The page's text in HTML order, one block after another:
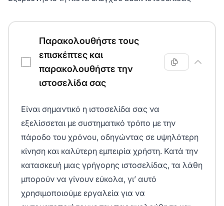
Λίστα ελέγχου audit ιστοσελίδας
Παρακολουθήστε τους
επισκέπτες και
παρακολουθήστε την
ιστοσελίδα σας
Είναι σημαντικό η ιστοσελίδα σας να
εξελίσσεται με συστηματικό τρόπο με την
πάροδο του χρόνου, οδηγώντας σε υψηλότερη
κίνηση και καλύτερη εμπειρία χρήστη. Κατά την
κατασκευή μιας γρήγορης ιστοσελίδας, τα λάθη
μπορούν να γίνουν εύκολα, γι’ αυτό
χρησιμοποιούμε εργαλεία για να